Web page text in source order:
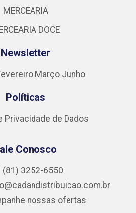
MERCEARIA
DOCE
Newsletter
Março Junho
Políticas
Privacidade de Dados
Conosco
(81) 3252-6550
nossas ofertas